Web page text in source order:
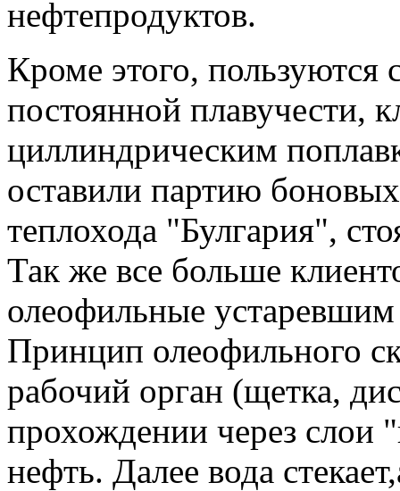
нефтепродуктов.
Кроме этого, пользуются
постоянной плавучести,
циллиндрическим
оставили партию
теплохода "Булгария",
Так же все больше
олеофильные
Принцип олеофильного
рабочий орган (щетка,
прохождении через слои
нефть. Далее вода